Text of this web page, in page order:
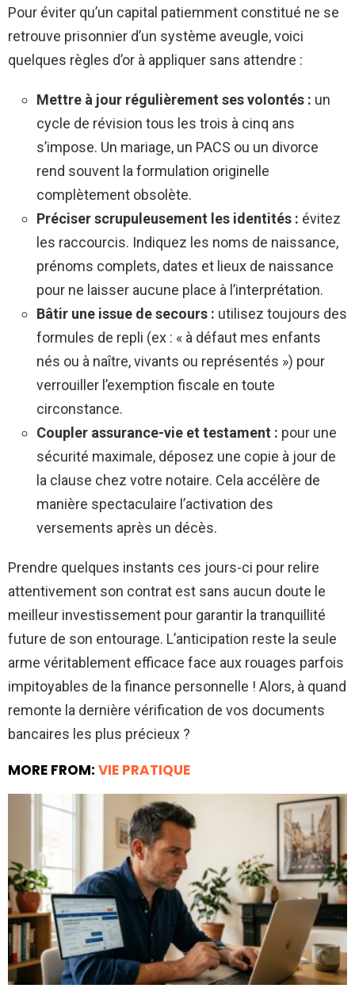
Pour éviter qu’un capital patiemment constitué ne se
retrouve prisonnier d’un système aveugle, voici
quelques règles d’or à appliquer sans attendre :
Mettre à jour régulièrement ses volontés : un
cycle de révision tous les trois à cinq ans
s’impose. Un mariage, un PACS ou un divorce
rend souvent la formulation originelle
complètement obsolète.
Préciser scrupuleusement les identités : évitez
les raccourcis. Indiquez les noms de naissance,
prénoms complets, dates et lieux de naissance
pour ne laisser aucune place à l’interprétation.
Bâtir une issue de secours : utilisez toujours des
formules de repli (ex : « à défaut mes enfants
nés ou à naître, vivants ou représentés ») pour
verrouiller l’exemption fiscale en toute
circonstance.
Coupler assurance-vie et testament : pour une
sécurité maximale, déposez une copie à jour de
la clause chez votre notaire. Cela accélère de
manière spectaculaire l’activation des
versements après un décès.
Prendre quelques instants ces jours-ci pour relire
attentivement son contrat est sans aucun doute le
meilleur investissement pour garantir la tranquillité
future de son entourage. L’anticipation reste la seule
arme véritablement efficace face aux rouages parfois
impitoyables de la finance personnelle ! Alors, à quand
remonte la dernière vérification de vos documents
bancaires les plus précieux ?
MORE FROM: VIE PRATIQUE